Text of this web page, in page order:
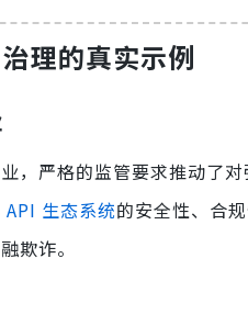
理的真实示例
，严格的监管要求推动了
API 生态系统的安全性、合
欺诈。